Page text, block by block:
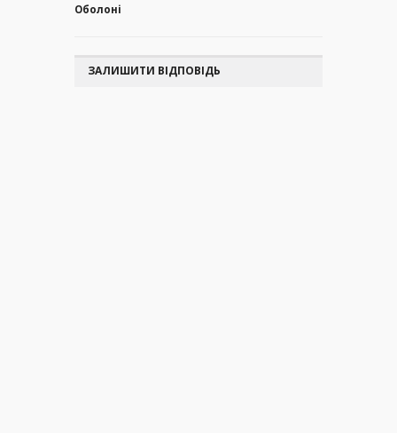
Оболоні
ЗАЛИШИТИ ВІДПОВІДЬ